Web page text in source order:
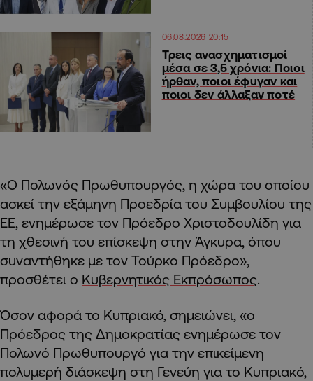
06.08.2026 20:15
Τρεις ανασχηματισμοί
μέσα σε 3,5 χρόνια: Ποιοι
ήρθαν, ποιοι έφυγαν και
ποιοι δεν άλλαξαν ποτέ
«Ο Πολωνός Πρωθυπουργός, η χώρα του οποίου
ασκεί την εξάμηνη Προεδρία του Συμβουλίου της
ΕΕ, ενημέρωσε τον Πρόεδρο Χριστοδουλίδη για
τη χθεσινή του επίσκεψη στην Άγκυρα, όπου
συναντήθηκε με τον Τούρκο Πρόεδρο»,
προσθέτει ο Κυβερνητικός Εκπρόσωπος.
Όσον αφορά το Κυπριακό, σημειώνει, «o
Πρόεδρος της Δημοκρατίας ενημέρωσε τον
Πολωνό Πρωθυπουργό για την επικείμενη
πολυμερή διάσκεψη στη Γενεύη για το Κυπριακό,